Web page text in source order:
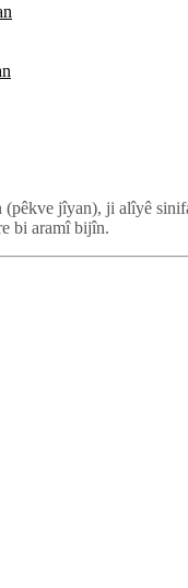
jîyan), ji alîyê
bi aramî bijîn.